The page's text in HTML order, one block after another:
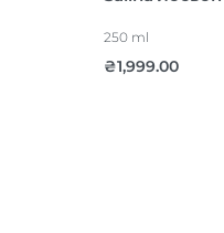
250 ml
₴1,999.00